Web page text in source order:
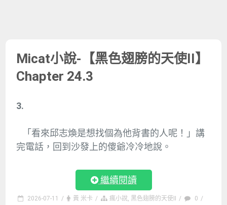
Micat小說-【黑色翅膀的天使II】
Chapter 24.3
3.
「看來邱志煥是想找個為他背書的人呢！」講
完電話，回到沙發上的傻爺冷冷地說。
繼續閱讀
2026-07-11 / 黃 米卡 / 瘋小說, 黑色翅膀的天使II / 0 /